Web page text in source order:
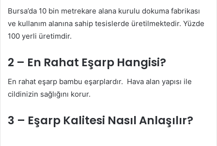
Bursa’da 10 bin metrekare alana kurulu dokuma fabrikası
ve kullanım alanına sahip tesislerde üretilmektedir. Yüzde
100 yerli üretimdir.
2 – En Rahat Eşarp Hangisi?
En rahat eşarp bambu eşarplardır. Hava alan yapısı ile
cildinizin sağlığını korur.
3 – Eşarp Kalitesi Nasıl Anlaşılır?